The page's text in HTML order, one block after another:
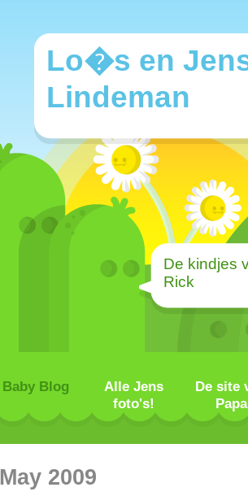
Lo�s en
Lindeman
De kindjes
Rick
Baby Blog
Alle Jens
foto's!
De site
Papa
May 2009